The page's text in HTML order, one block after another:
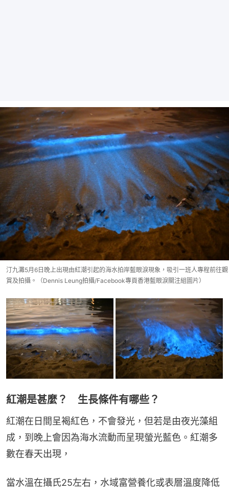
汀九灘5月6日晚上出現由紅潮引起的海水拍岸藍眼淚現象，吸引一班人專程前往觀
賞及拍攝。（Dennis Leung拍攝/Facebook專頁香港藍眼淚關注組圖片）
紅潮是甚麼？ 生長條件有哪些？
紅潮在日間呈褐紅色，不會發光，但若是由夜光藻組
成，到晚上會因為海水流動而呈現螢光藍色。紅潮多
數在春天出現，
當水溫在攝氏25左右，水域富營養化或表層溫度降低